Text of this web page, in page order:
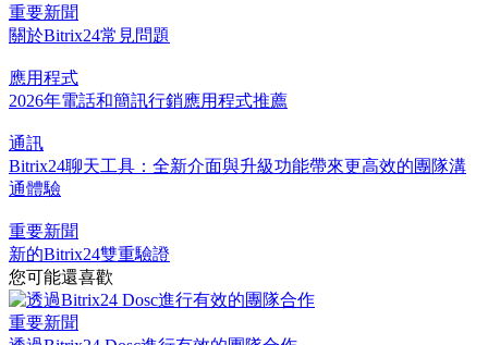
重要新聞
關於Bitrix24常見問題
應用程式
2026年電話和簡訊行銷應用程式推薦
通訊
Bitrix24聊天工具：全新介面與升級功能帶來更高效的團隊溝
通體驗
重要新聞
新的Bitrix24雙重驗證
您可能還喜歡
重要新聞